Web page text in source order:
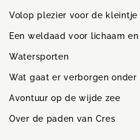
Volop plezier voor de kleintje
Een weldaad voor lichaam
Watersporten
Wat gaat er verborgen
Avontuur op de wijde zee
Over de paden van Cres